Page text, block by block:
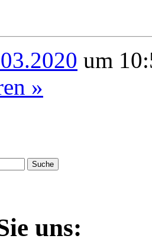
um
»
uns: